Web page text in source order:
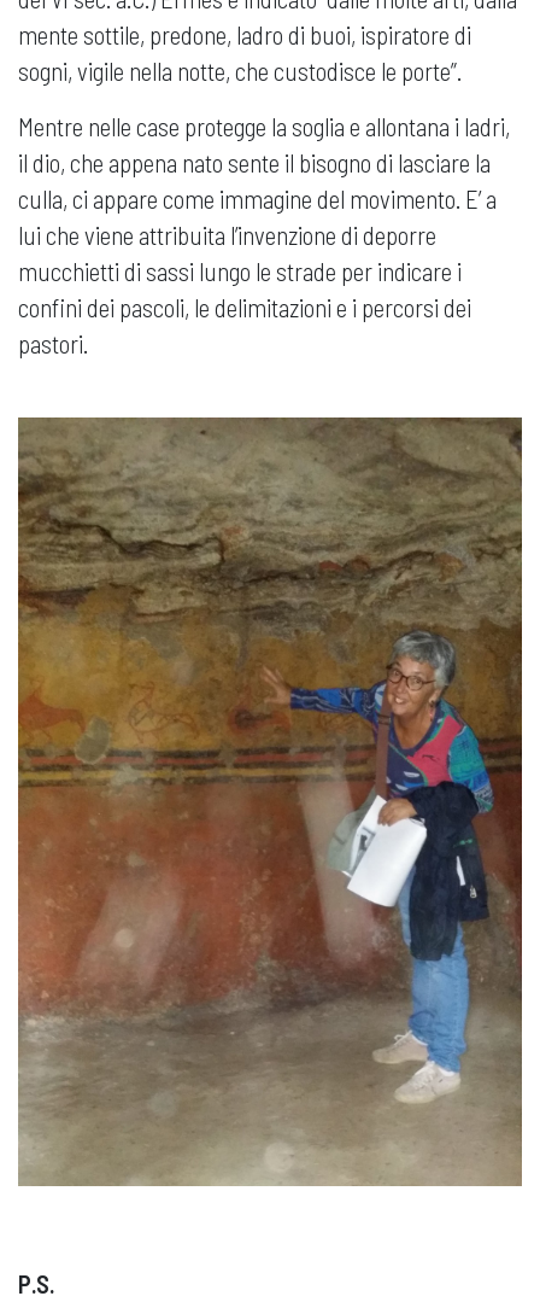
mente sottile, predone, ladro di buoi, ispiratore di
sogni, vigile nella notte, che custodisce le porte”.
Mentre nelle case protegge la soglia e allontana i ladri,
il dio, che appena nato sente il bisogno di lasciare la
culla, ci appare come immagine del movimento. E’ a
lui che viene attribuita l’invenzione di deporre
mucchietti di sassi lungo le strade per indicare i
confini dei pascoli, le delimitazioni e i percorsi dei
pastori.
P.S.